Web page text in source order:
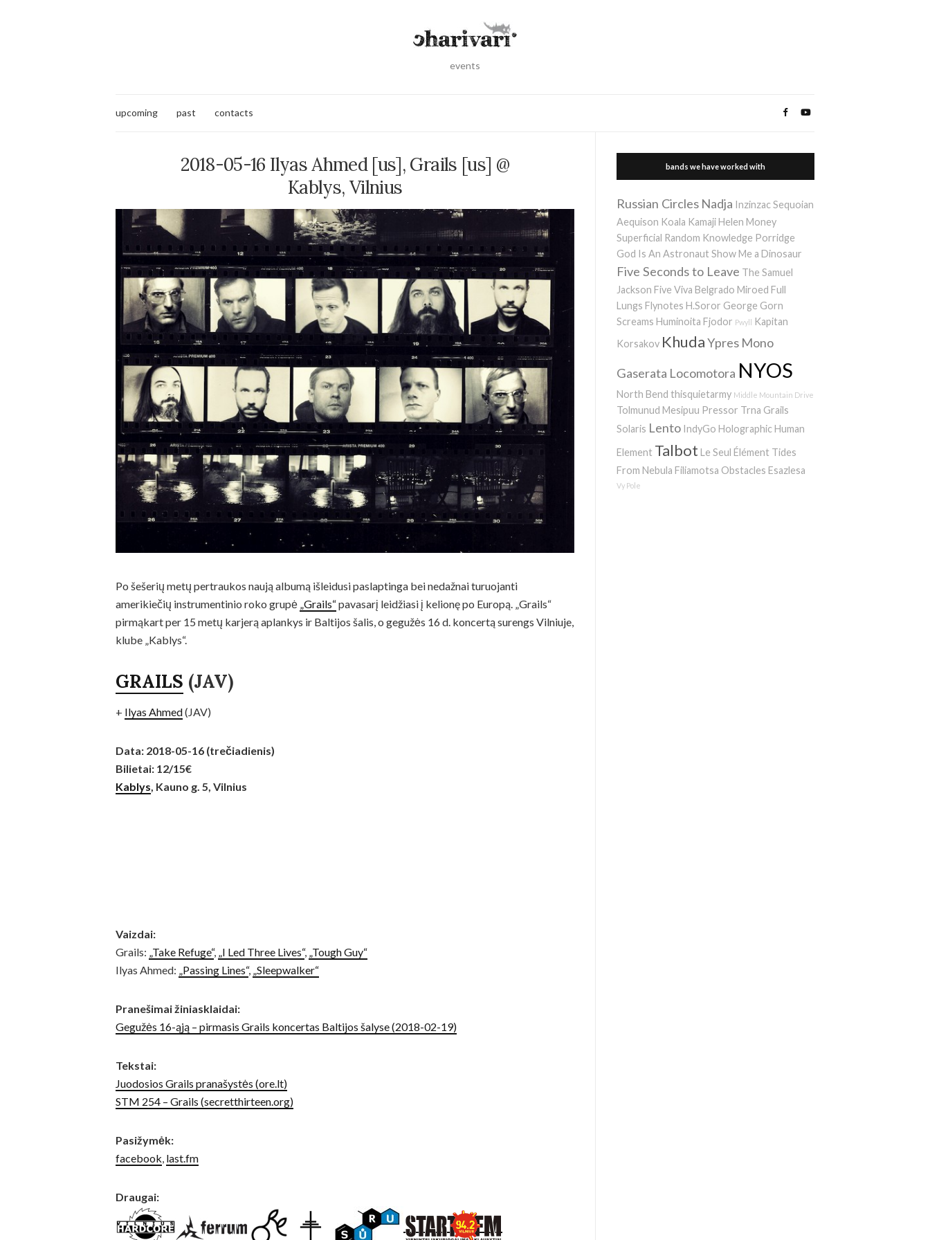
events
upcoming past contacts
2018-05-16 Ilyas Ahmed [us], Grails [us] @
Kablys, Vilnius
Po šešerių metų pertraukos naują albumą išleidusi paslaptinga bei nedažnai turuojanti
amerikiečių instrumentinio roko grupė „Grails“pavasarį leidžiasi į kelionę po Europą. „Grails“
pirmąkart per 15 metų karjerą aplankys ir Baltijos šalis, o gegužės 16 d. koncertą surengs Vilniuje,
klube „Kablys“.
GRAILS (JAV)
+ Ilyas Ahmed(JAV)
Data: 2018-05-16 (trečiadienis)
Bilietai: 12/15€
Kablys, Kauno g. 5, Vilnius
Vaizdai:
Grails: „Take Refuge“, „I Led Three Lives“, „Tough Guy“
Ilyas Ahmed: „Passing Lines“, „Sleepwalker“
Pranešimai žiniasklaidai:
Gegužės 16-ąją – pirmasis Grails koncertas Baltijos šalyse (2018-02-19)
Tekstai:
Juodosios Grails pranašystės (ore.lt)
STM 254 – Grails (secretthirteen.org)
Pasižymėk:
facebook, last.fm
Draugai:
bands we have worked with
Russian Circles Nadja InzinzacSequoian
Aequison Koala Kamaji Helen Money
Superficial Random Knowledge Porridge
God Is An Astronaut Show Me a Dinosaur
Five Seconds to Leave The Samuel
Jackson Five Viva Belgrado Miroed Full
Lungs Flynotes H.Soror George Gorn
Screams Huminoita Fjodor Pwyll Kapitan
Korsakov KhudaYpres Mono
Gaserata Locomotora NYOS
North Bend thisquietarmy Middle Mountain Drive
Tolmunud Mesipuu Pressor Trna Grails
Solaris Lento IndyGo Holographic Human
Element Talbot Le Seul Élément Tides
From Nebula Filiamotsa Obstacles Esazlesa
Vy Pole